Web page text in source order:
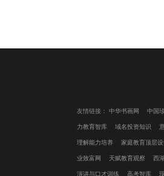
友情链接： 中华书画网 中国
力教育智库 域名投资知识
理解能力培养 家庭教育顶层
业致富网 天赋教育观察 西
演讲与口才训练 高考智库